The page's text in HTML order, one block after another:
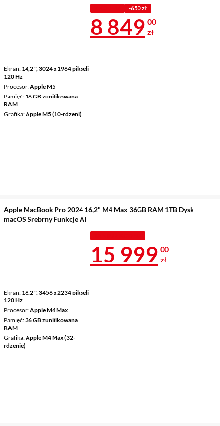
Ekran 14,2 ", 3024 x 1964 pikseli
120 Hz
Procesor Apple M5
Pamięć 16 GB zunifikowana
RAM
Grafika Apple M5 (10-rdzeni)
-650 zł
Cena 8 849 zł
8 849 00
zł
Apple MacBook Pro 2024 16,2" M4 Max 36GB RAM 1TB Dysk
macOS Srebrny Funkcje AI
Ekran 16,2 ", 3456 x 2234 pikseli
120 Hz
Procesor Apple M4 Max
Pamięć 36 GB zunifikowana
RAM
Grafika Apple M4 Max (32-
rdzenie)
Cena 15 999
15 999 00
zł